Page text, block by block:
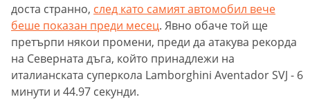
доста странно, след като самият автомобил вече
беше показан преди месец. Явно обаче той ще
претърпи някои промени, преди да атакува рекорда
на Северната дъга, който принадлежи на
италианската суперкола Lamborghini Aventador SVJ - 6
минути и 44.97 секунди.